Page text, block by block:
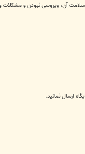
سلامت آن، ویروسی نبودن و مشکلات
ارسال نمائید.